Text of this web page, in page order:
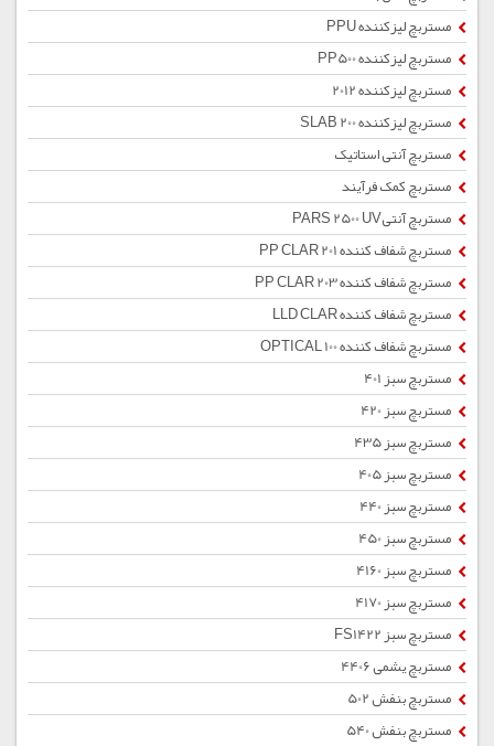
مستربچ لیزکننده PPU
مستربچ لیزکننده PP500
مستربچ لیزکننده 2012
مستربچ لیزکننده SLAB 200
مستربچ آنتی استاتیک
مستربچ کمک فرآیند
مستربچ آنتیPARS 2500 UV
مستربچ شفاف کننده PP CLAR 201
مستربچ شفاف کننده PP CLAR 203
مستربچ شفاف کننده LLD CLAR
مستربچ شفاف کننده OPTICAL 100
مستربچ سبز 401
مستربچ سبز 420
مستربچ سبز 435
مستربچ سبز 405
مستربچ سبز 440
مستربچ سبز 450
مستربچ سبز 4160
مستربچ سبز 4170
مستربچ سبز FS1422
مستربچ یشمی 4406
مستربچ بنفش 502
مستربچ بنفش 540